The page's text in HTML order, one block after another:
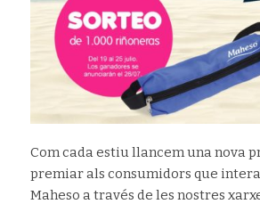
Com cada estiu llancem una nova
premiar als consumidors que
Maheso a través de les nostres